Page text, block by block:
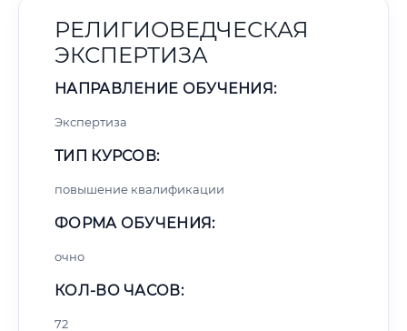
РЕЛИГИОВЕДЧЕСКАЯ
ЭКСПЕРТИЗА
НАПРАВЛЕНИЕ ОБУЧЕНИЯ:
Экспертиза
ТИП КУРСОВ:
повышение квалификации
ФОРМА ОБУЧЕНИЯ:
очно
КОЛ-ВО ЧАСОВ:
72